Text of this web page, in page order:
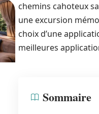
chemins cahoteux
une excursion
choix d’une
meilleures
Sommaire